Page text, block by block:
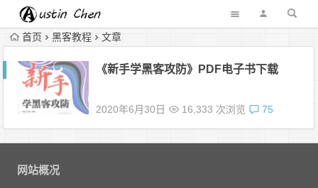
首页 黑客教程 文章
《新手学黑客攻防》PDF电子书下载
2020年6月30日 16,333 次浏览 75
网站概况